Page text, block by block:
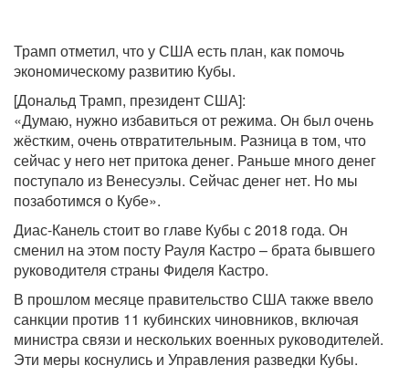
Трамп отметил, что у США есть план, как помочь
экономическому развитию Кубы.
[Дональд Трамп, президент США]:
«Думаю, нужно избавиться от режима. Он был очень
жёстким, очень отвратительным. Разница в том, что
сейчас у него нет притока денег. Раньше много денег
поступало из Венесуэлы. Сейчас денег нет. Но мы
позаботимся о Кубе».
Диас-Канель стоит во главе Кубы с 2018 года. Он
сменил на этом посту Рауля Кастро – брата бывшего
руководителя страны Фиделя Кастро.
В прошлом месяце правительство США также ввело
санкции против 11 кубинских чиновников, включая
министра связи и нескольких военных руководителей.
Эти меры коснулись и Управления разведки Кубы.